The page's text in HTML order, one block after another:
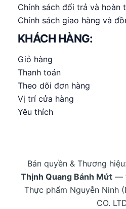
Chính sách đổi trả và hoàn
Chính sách giao hàng và
KHÁCH HÀNG:
Giỏ hàng
Thanh toán
Theo dõi đơn hàng
Vị trí cửa hàng
Yêu thích
Bản quyền & Thương hiệu:
Thịnh Quang Bánh Mứt—
Thực phẩm Nguyễn Ninh
CO.